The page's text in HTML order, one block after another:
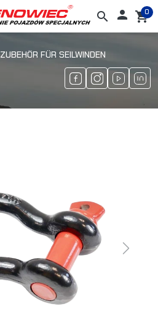
search  shopping_cart
0
ZUBEHÖR FÜR SEILWINDEN
Next